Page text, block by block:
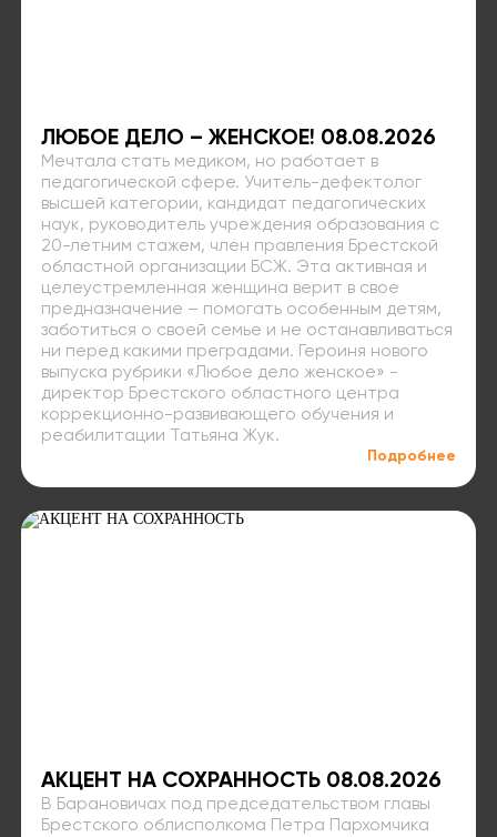
ЛЮБОЕ ДЕЛО – ЖЕНСКОЕ! 08.08.2026
Мечтала стать медиком, но работает в
педагогической сфере. Учитель-дефектолог
высшей категории, кандидат педагогических
наук, руководитель учреждения образования с
20-летним стажем, член правления Брестской
областной организации БСЖ. Эта активная и
целеустремленная женщина верит в свое
предназначение – помогать особенным детям,
заботиться о своей семье и не останавливаться
ни перед какими преградами. Героиня нового
выпуска рубрики «Любое дело женское» -
директор Брестского областного центра
коррекционно-развивающего обучения и
реабилитации Татьяна Жук.
Подробнее
АКЦЕНТ НА СОХРАННОСТЬ 08.08.2026
В Барановичах под председательством главы
Брестского облисполкома Петра Пархомчика